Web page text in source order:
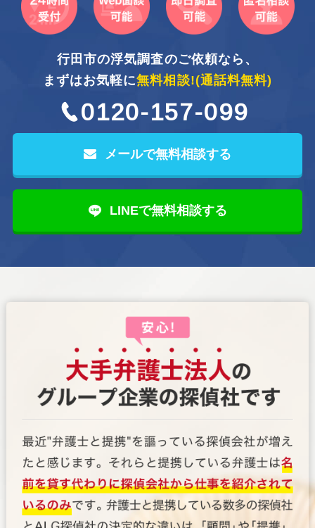
行田市の浮気調査のご依頼なら、
まずはお気軽に無料相談!(通話料無料)
0120-157-099
メールで無料相談する
LINEで無料相談する